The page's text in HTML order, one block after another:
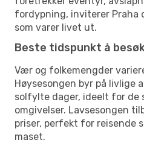
fordypning, inviterer Praha
som varer livet ut.
Beste tidspunkt å
Vær og folkemengder
Høysesongen byr på livlige
solfylte dager, ideelt for de
omgivelser. Lavsesongen
priser, perfekt for reisende
maset.